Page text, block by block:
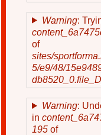
Warning:
of
sites/
5/e9/48/
Warning:
in
195 of